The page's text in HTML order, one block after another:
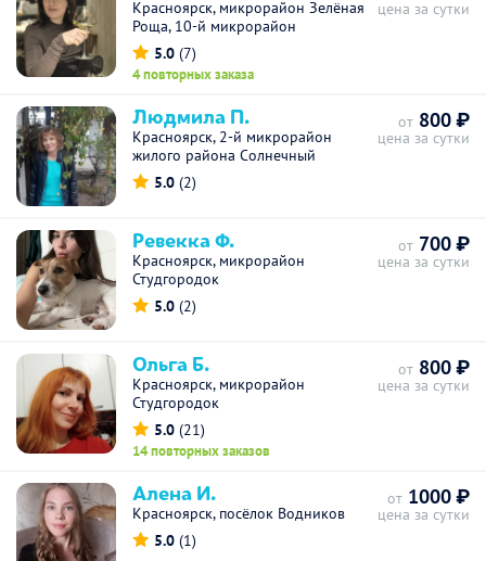
Красноярск, микрорайон Зелёная
Роща, 10-й микрорайон
5.0 (7)
4 повторных заказа
цена за сутки
Людмила П.
Красноярск, 2-й микрорайон
жилого района Солнечный
5.0 (2)
от 800 ₽
цена за сутки
Ревекка Ф.
Красноярск, микрорайон
Студгородок
5.0 (2)
от 700 ₽
цена за сутки
Ольга Б.
Красноярск, микрорайон
Студгородок
5.0 (21)
14 повторных заказов
от 800 ₽
цена за сутки
Алена И.
Красноярск, посёлок Водников
5.0 (1)
от 1000 ₽
цена за сутки